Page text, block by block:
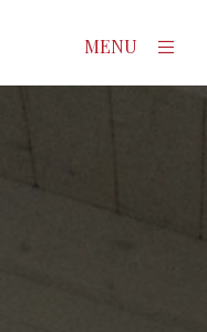
MENU
×